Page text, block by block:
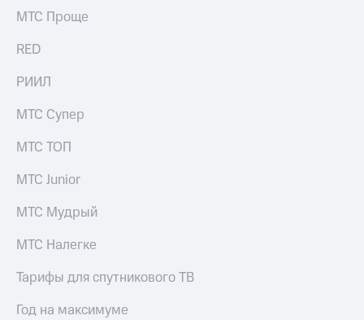
и
Программа
приобретения
Порядок
выкупа
Дивиденды
Рынок
облигаций
Описание
Уведомление
погашении
МТС Проще
RED
РИИЛ
МТС Супер
МТС ТОП
МТС Junior
МТС Мудрый
МТС Налегке
Тарифы для спутникового ТВ
Год на максимуме